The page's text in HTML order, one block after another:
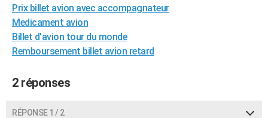
GUIDES D'ACHAT
BONS PLANS
CARTE DE VOEUX
Carte de Noël
Carte Bonne année
Carte Saint-Valentin
Carte Pâques
Carte d'anniversaire
DICTIONNAIRE
Prix billet avion avec accompagnateur
Medicament avion
Billet d'avion tour du monde
Remboursement billet avion retard
2 réponses
RÉPONSE 1 / 2